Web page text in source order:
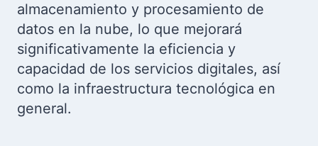
almacenamiento y procesamiento de
datos en la nube, lo que mejorará
significativamente la eficiencia y
capacidad de los servicios digitales, así
como la infraestructura tecnológica en
general.